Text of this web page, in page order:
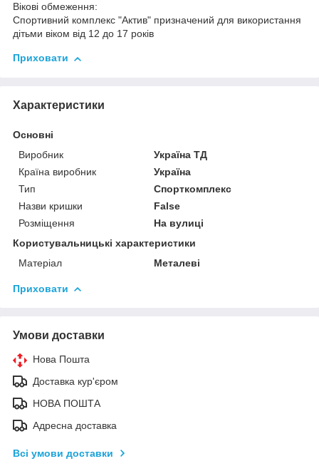
Вікові обмеження:
Спортивний комплекс "Актив" призначений для використання
дітьми віком від 12 до 17 років
Приховати
Характеристики
Основні
Виробник
Україна ТД
Країна виробник
Україна
Тип
Спорткомплекс
Назви кришки
False
Розміщення
На вулиці
Користувальницькі характеристики
Матеріал
Металеві
Приховати
Умови доставки
Нова Пошта
Доставка кур'єром
НОВА ПОШТА
Адресна доставка
Всі умови доставки